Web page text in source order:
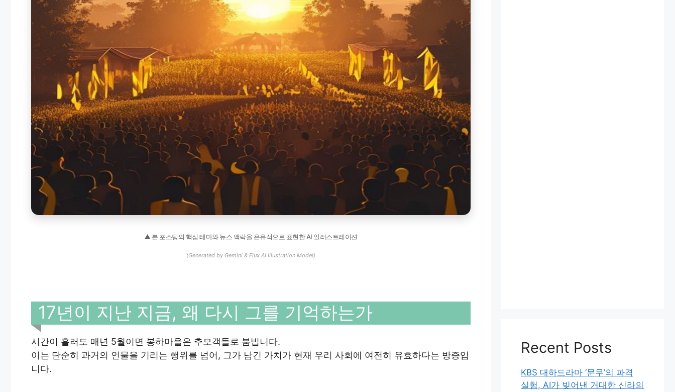
▲ 본 포스팅의 핵심 테마와 뉴스 맥락을 은유적으로 표현한 AI 일러스트레이션
(Generated by Gemini & Flux AI Illustration Model)
17년이 지난 지금, 왜 다시 그를 기억하는가
시간이 흘러도 매년 5월이면 봉하마을은 추모객들로 붐빕니다.
이는 단순히 과거의 인물을 기리는 행위를 넘어, 그가 남긴 가치가 현재 우리 사회에 여전히 유효하다는 방증입
니다.
Recent Posts
KBS 대하드라마 ‘문무’의 파격
실험, AI가 빚어낸 거대한 신라의